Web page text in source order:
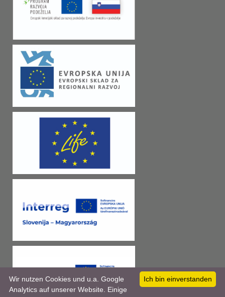
Ich bin einverstanden
Wir nutzen Cookies und u.a. Google
Analytics auf unserer Website. Einige